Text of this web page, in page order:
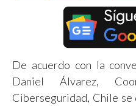
De acuerdo con la
Daniel Álvarez,
Ciberseguridad, Chile